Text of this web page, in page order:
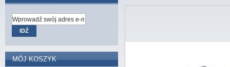
IDŹ
MÓJ KOSZYK